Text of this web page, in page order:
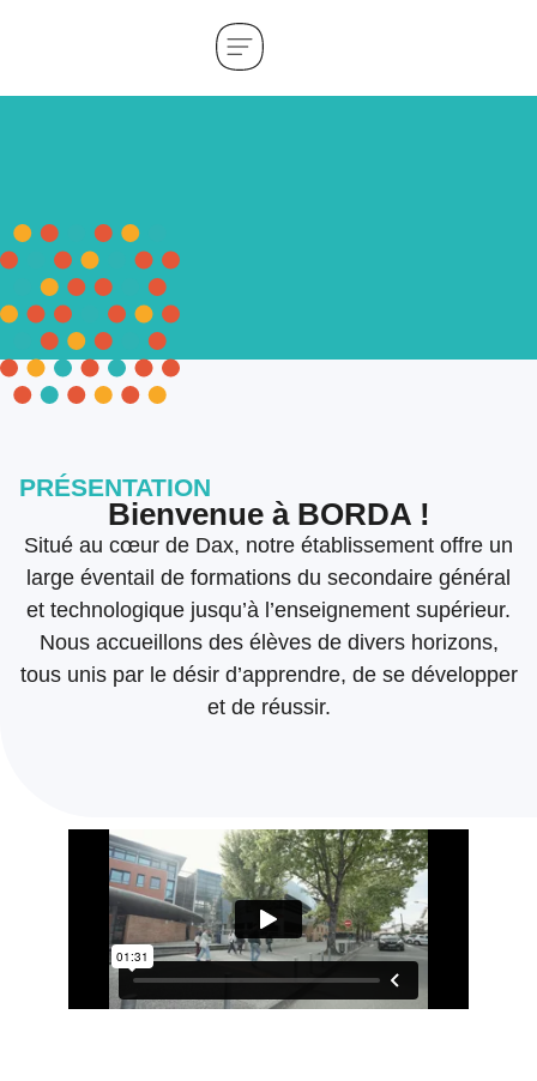
PRÉSENTATION
Bienvenue à BORDA !
Situé au cœur de Dax, notre établissement offre un
large éventail de formations du secondaire général
et technologique jusqu’à l’enseignement supérieur.
Nous accueillons des élèves de divers horizons,
tous unis par le désir d’apprendre, de se développer
et de réussir.